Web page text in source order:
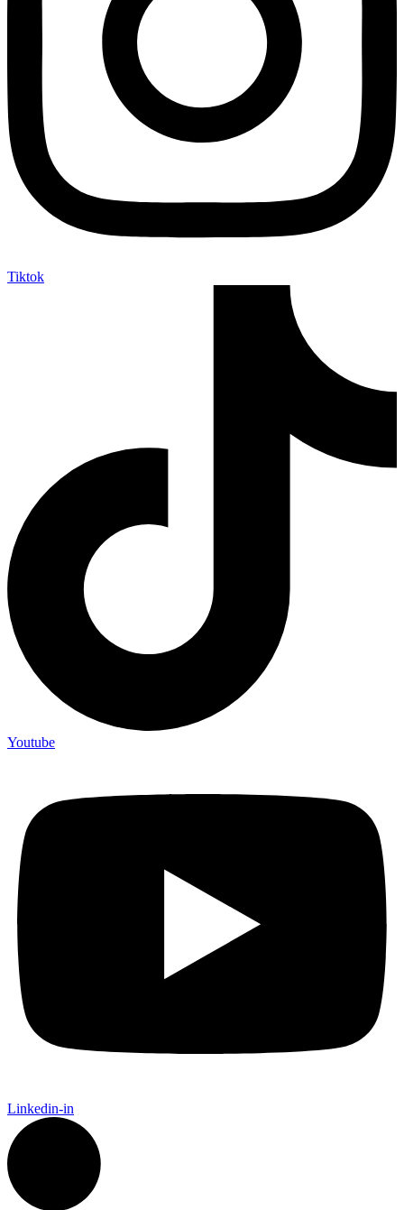
Tiktok
Youtube
Linkedin-in